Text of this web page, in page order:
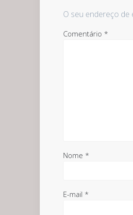
O seu endereço de
Comentário *
Nome *
E-mail *